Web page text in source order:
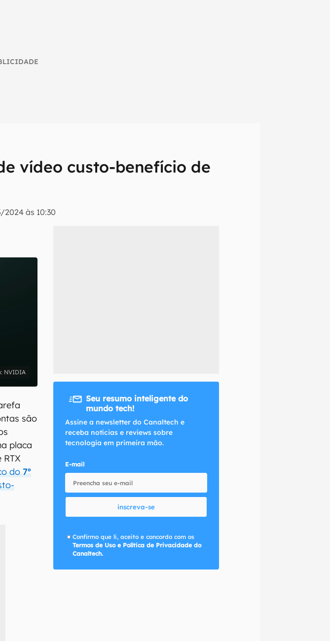
vídeo custo-benefício de
às 10:30
e reviews sobre tecnologia em primeira
NVIDIA
são
placa
do 7º
Seu resumo inteligente do
mundo tech!
Assine a newsletter do Canaltech e
receba notícias e reviews sobre
tecnologia em primeira mão.
E-mail
inscreva-se
Confirmo que li, aceito e concordo com os
Termos de Uso e Política de Privacidade do
Canaltech.